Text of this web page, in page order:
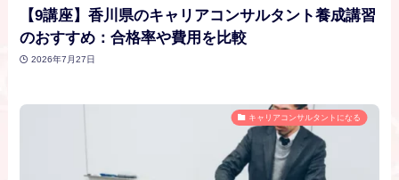
【9講座】香川県のキャリアコンサルタント養成講習
のおすすめ：合格率や費用を比較
2026年7月27日
キャリアコンサルタントになる